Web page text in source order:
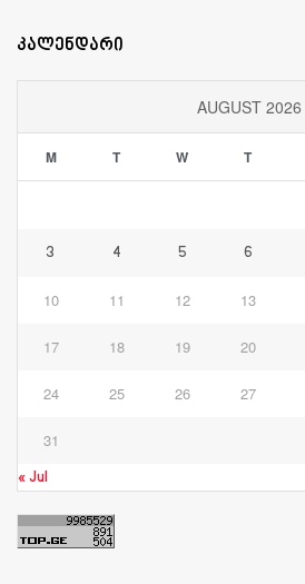
კალენდარი
AUGUST 2026
M T W T
3 4 5 6
10 11 12 13
17 18 19 20
24 25 26 27
31
« Jul